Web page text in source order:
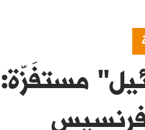
فرنسيس